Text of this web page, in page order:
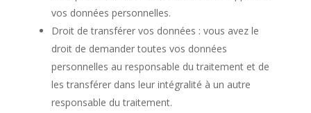
vos données personnelles.
Droit de transférer vos données : vous avez le
droit de demander toutes vos données
personnelles au responsable du traitement et de
les transférer dans leur intégralité à un autre
responsable du traitement.